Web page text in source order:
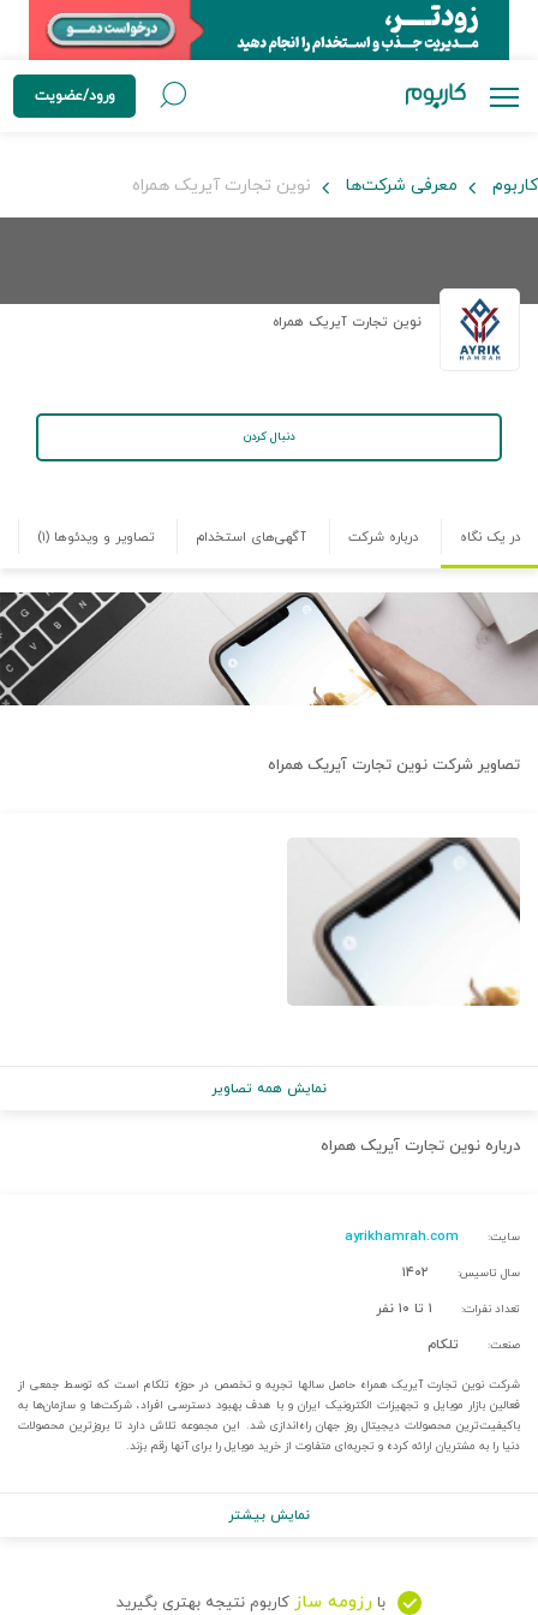
ورود/عضویت
کاربوم معرفی شرکت‌ها نوین تجارت آیریک همراه
نوین تجارت آیریک همراه
دنبال کردن
در یک نگاه درباره شرکت آگهی‌های استخدام تصاویر و ویدئوها (۱)
تصاویر شرکت نوین تجارت آیریک همراه
نمایش همه تصاویر
درباره نوین تجارت آیریک همراه
سایت: ayrikhamrah.com
سال تاسیس: ۱۴۰۲
تعداد نفرات: ۱ تا ۱۰ نفر
صنعت: تلکام
شرکت نوین تجارت آیریک همراه حاصل سالها تجربه و تخصص در حوزه تلکام است که توسط جمعی از
فعالین بازار موبایل و تجهیزات الکترونیک ایران و با هدف بهبود دسترسی افراد، شرکت‌ها و سازمان‌ها به
باکیفیت‌ترین محصولات دیجیتال روز جهان راه‌اندازی شد. این مجموعه تلاش دارد تا بروزترین محصولات
دنیا را به مشتریان ارائه کرده و تجربه‌ای متفاوت از خرید موبایل را برای آنها رقم بزند.
نمایش بیشتر
با رزومه ساز کاربوم نتیجه بهتری بگیرید